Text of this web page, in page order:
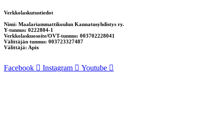
Verkkolaskutustiedot
Nimi: Maalariammattikoulun Kannatusyhdistys ry.
Y-tunnus: 0222804-1
Verkkolaskuosoite/OVT-tunnus: 003702228041
Välittäjän tunnus: 003723327487
Välittäjä: Apix
Facebook Instagram Youtube